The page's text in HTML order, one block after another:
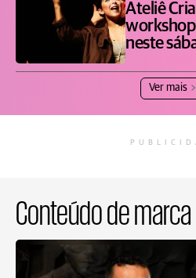
Ateliê
neste
Ver mais
Conteúdo de marca